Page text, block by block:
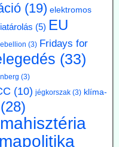
kb. egyhetede.
német RWE
vállalásoknál
eltörlését kéri
azt követeli, hogy
elérése határidejét, és a
el. Úgy véli, hogy a
német „különút” gazdasági
szempontból hatástalan.
a kezdeményezést,
konjunktúra és a rövid
(19) elektromos
(5) EU
(3) Fridays for
(33)
(3)
(10) jégkorszak (3) klíma-
(28)